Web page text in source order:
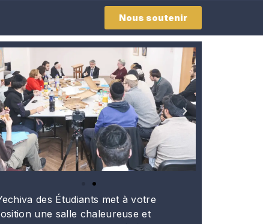
Nous soutenir
des Étudiants met à votre
une salle chaleureuse et